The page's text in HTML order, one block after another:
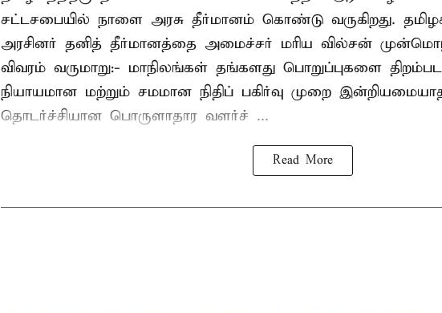
சட்டசபையில் நாளை அரசு தீர்மானம் கொண்டு வருகிறது.
அரசினர் தனித் தீர்மானத்தை அமைச்சர் மரிய வில்சன்
விவரம் வருமாறு:- மாநிலங்கள் தங்களது பொறுப்புகளை
நியாயமான மற்றும் சமமான நிதிப் பகிர்வு முறை
தொடர்ச்சியான பொருளாதார வளர்ச் ...
Read More